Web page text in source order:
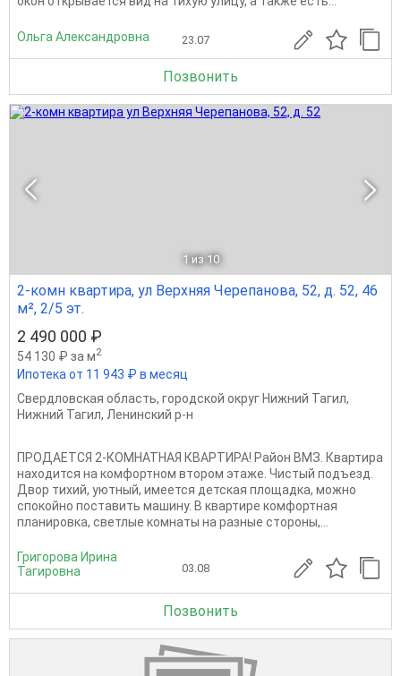
Ольга Александровна 23.07
Позвонить
1 из 10
2-комн квартира, ул Верхняя Черепанова, 52, д. 52, 46
м², 2/5 эт.
2 490 000 ₽
54 130 ₽ за м2
Ипотека от 11 943 ₽ в месяц
Свердловская область, городской округ Нижний Тагил,
Нижний Тагил, Ленинский р-н
ПРОДАЕТСЯ 2-КОМНАТНАЯ КВАРТИРА! Район ВМЗ. Квартира
находится на комфортном втором этаже. Чистый подъезд.
Двор тихий, уютный, имеется детская площадка, можно
спокойно поставить машину. В квартире комфортная
планировка, светлые комнаты на разные стороны,...
Григорова Ирина
Тагировна
03.08
Позвонить